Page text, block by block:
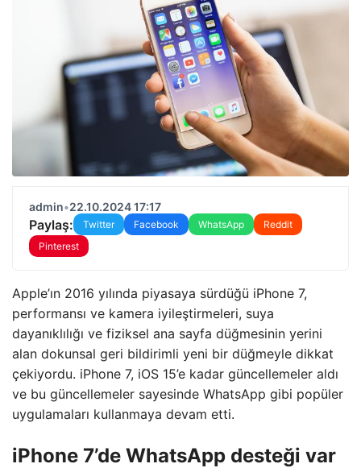
admin•22.10.2024 17:17
Paylaş: Twitter Facebook WhatsApp
Reddit
Pinterest
Apple’ın 2016 yılında piyasaya sürdüğü iPhone 7,
performansı ve kamera iyileştirmeleri, suya
dayanıklılığı ve fiziksel ana sayfa düğmesinin yerini
alan dokunsal geri bildirimli yeni bir düğmeyle dikkat
çekiyordu. iPhone 7, iOS 15’e kadar güncellemeler aldı
ve bu güncellemeler sayesinde WhatsApp gibi popüler
uygulamaları kullanmaya devam etti.
iPhone 7’de WhatsApp desteği var